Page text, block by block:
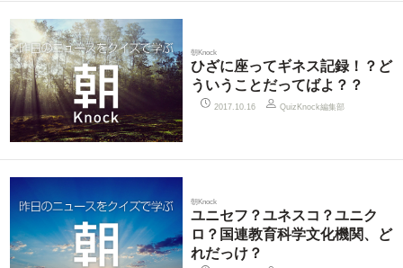
朝Knock
ひざに座ってギネス記録！？ど
ういうことだってばよ？？
2017.10.16 QuizKnock編集部
朝Knock
ユニセフ？ユネスコ？ユニク
ロ？国連教育科学文化機関、ど
れだっけ？